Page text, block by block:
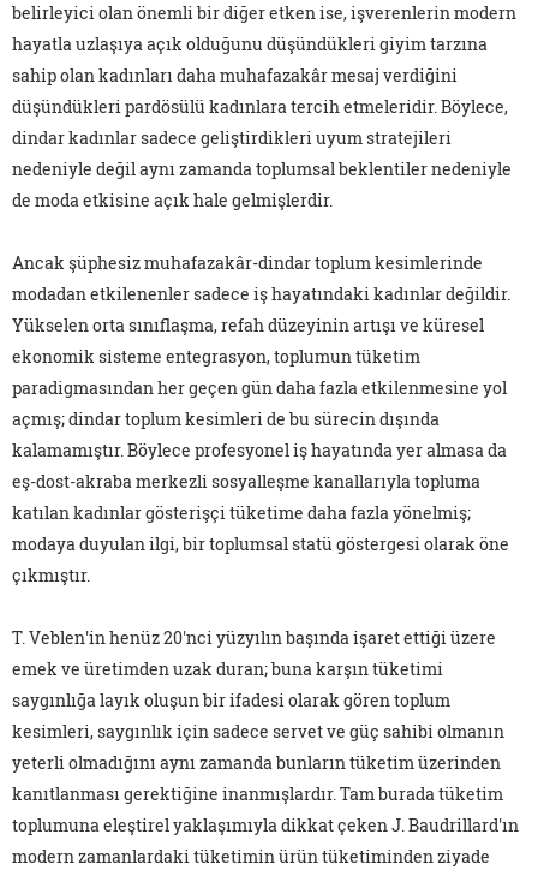
belirleyici olan önemli bir diğer etken ise, işverenlerin modern
hayatla uzlaşıya açık olduğunu düşündükleri giyim tarzına
sahip olan kadınları daha muhafazakâr mesaj verdiğini
düşündükleri pardösülü kadınlara tercih etmeleridir. Böylece,
dindar kadınlar sadece geliştirdikleri uyum stratejileri
nedeniyle değil aynı zamanda toplumsal beklentiler nedeniyle
de moda etkisine açık hale gelmişlerdir.
Ancak şüphesiz muhafazakâr-dindar toplum kesimlerinde
modadan etkilenenler sadece iş hayatındaki kadınlar değildir.
Yükselen orta sınıflaşma, refah düzeyinin artışı ve küresel
ekonomik sisteme entegrasyon, toplumun tüketim
paradigmasından her geçen gün daha fazla etkilenmesine yol
açmış; dindar toplum kesimleri de bu sürecin dışında
kalamamıştır. Böylece profesyonel iş hayatında yer almasa da
eş-dost-akraba merkezli sosyalleşme kanallarıyla topluma
katılan kadınlar gösterişçi tüketime daha fazla yönelmiş;
modaya duyulan ilgi, bir toplumsal statü göstergesi olarak öne
çıkmıştır.
T. Veblen'in henüz 20'nci yüzyılın başında işaret ettiği üzere
emek ve üretimden uzak duran; buna karşın tüketimi
saygınlığa layık oluşun bir ifadesi olarak gören toplum
kesimleri, saygınlık için sadece servet ve güç sahibi olmanın
yeterli olmadığını aynı zamanda bunların tüketim üzerinden
kanıtlanması gerektiğine inanmışlardır. Tam burada tüketim
toplumuna eleştirel yaklaşımıyla dikkat çeken J. Baudrillard'ın
modern zamanlardaki tüketimin ürün tüketiminden ziyade